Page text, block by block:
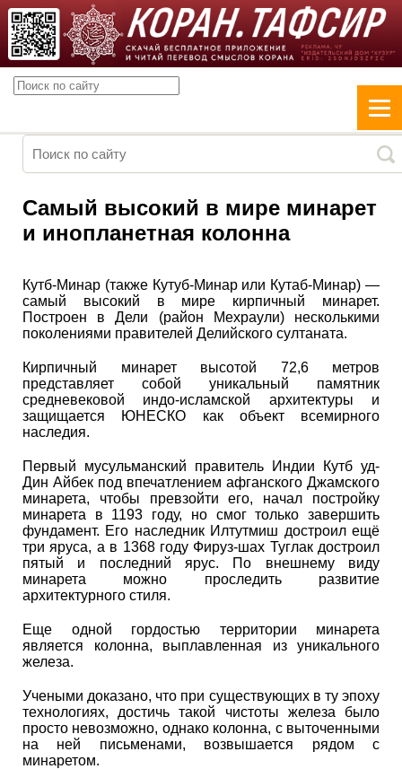
Самый высокий в мире минарет
и инопланетная колонна
Кутб-Минар (также Кутуб-Минар или Кутаб-Минар) —
самый высокий в мире кирпичный минарет.
Построен в Дели (район Мехраули) несколькими
поколениями правителей Делийского султаната.
Кирпичный минарет высотой 72,6 метров
представляет собой уникальный памятник
средневековой индо-исламской архитектуры и
защищается ЮНЕСКО как объект всемирного
наследия.
Первый мусульманский правитель Индии Кутб уд-
Дин Айбек под впечатлением афганского Джамского
минарета, чтобы превзойти его, начал постройку
минарета в 1193 году, но смог только завершить
фундамент. Его наследник Илтутмиш достроил ещё
три яруса, а в 1368 году Фируз-шах Туглак достроил
пятый и последний ярус. По внешнему виду
минарета можно проследить развитие
архитектурного стиля.
Еще одной гордостью территории минарета
является колонна, выплавленная из уникального
железа.
Учеными доказано, что при существующих в ту эпоху
технологиях, достичь такой чистоты железа было
просто невозможно, однако колонна, с выточенными
на ней письменами, возвышается рядом с
минаретом.